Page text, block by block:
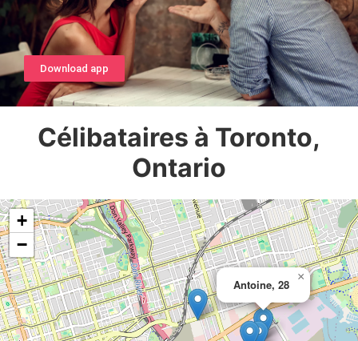
Download app
Célibataires à Toronto,
Ontario
Antoine, 28
×
+
−